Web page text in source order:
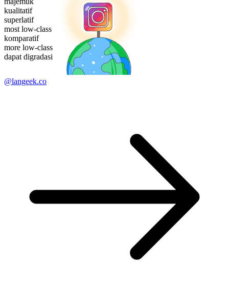
kualitatif
superlatif
most low-class
komparatif
more low-class
dapat digradasi
@langeek.co